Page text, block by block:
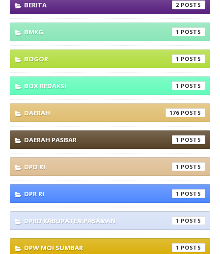
BERITA 2
BMKG 1
BOGOR 1
BOX REDAKSI 1
DAERAH 176
DAERAH PASBAR 1
DPD RI 1
DPR RI 1
DPRD KABUPATEN PASAMAN 1
DPW MOI SUMBAR 1